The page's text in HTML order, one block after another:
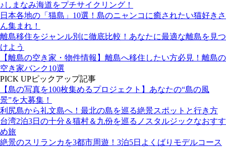
♪しまなみ海道をプチサイクリング！
日本各地の「猫島」10選！島のニャンコに癒されたい猫好きさ
ん集まれ！
離島移住をジャンル別に徹底比較！あなたに最適な離島を見つ
けよう
【離島の空き家・物件情報】離島へ移住したい方必見！離島の
空き家バンク10選
PICK UPピックアップ記事
【島の写真を100枚集めるプロジェクト】あなたの“島の風
景”を大募集！
利尻島から礼文島へ！最北の島を巡る絶景スポットと行き方
台湾2泊3日の十分＆猫村＆九份を巡るノスタルジックなおすす
め旅
絶景のスリランカを3都市周遊！3泊5日よくばりモデルコース